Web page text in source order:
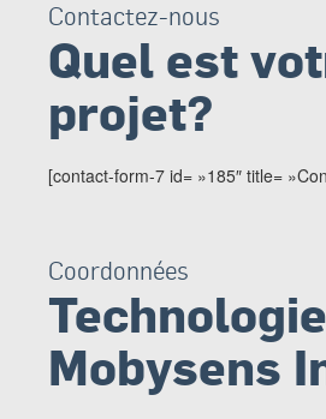
Contactez-nous
Quel est
projet?
[contact-form-7 id= »185″ title=
Coordonnées
Mobysens